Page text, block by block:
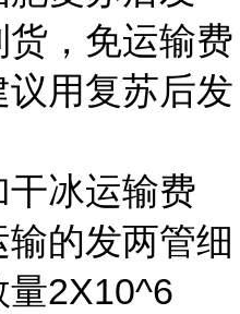
，免运输费
用复苏后发
冰运输费
的发两管细
量2X10^6